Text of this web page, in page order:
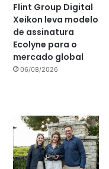
Flint Group Digital
Xeikon leva modelo
de assinatura
Ecolyne para o
mercado global
06/08/2026